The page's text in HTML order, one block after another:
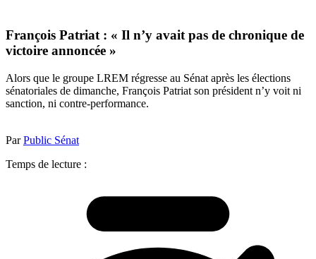
François Patriat : « Il n’y avait pas de chronique de
victoire annoncée »
Alors que le groupe LREM régresse au Sénat après les élections
sénatoriales de dimanche, François Patriat son président n’y voit ni
sanction, ni contre-performance.
ParPublic Sénat
Temps de lecture :